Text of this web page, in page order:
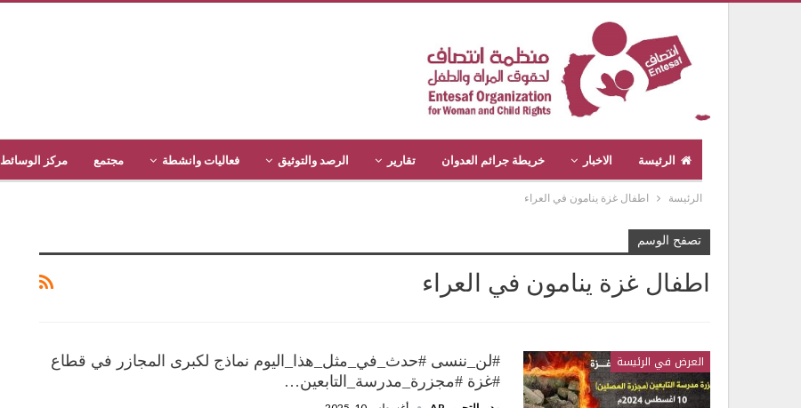
الرئيسة الاخبار خريطة جرائم العدوان تقارير الرصد والتوثيق فعاليات وانشطة مجتمع مركز الوسائط
الرئيسة اطفال غزة ينامون في العراء
تصفح الوسم
اطفال غزة ينامون في العراء
العرض في الرئيسة
#لن_ننسى #حدث_في_مثل_هذا_اليوم نماذج لكبرى المجازر في قطاع
#غزة #مجزرة_مدرسة_التابعين…